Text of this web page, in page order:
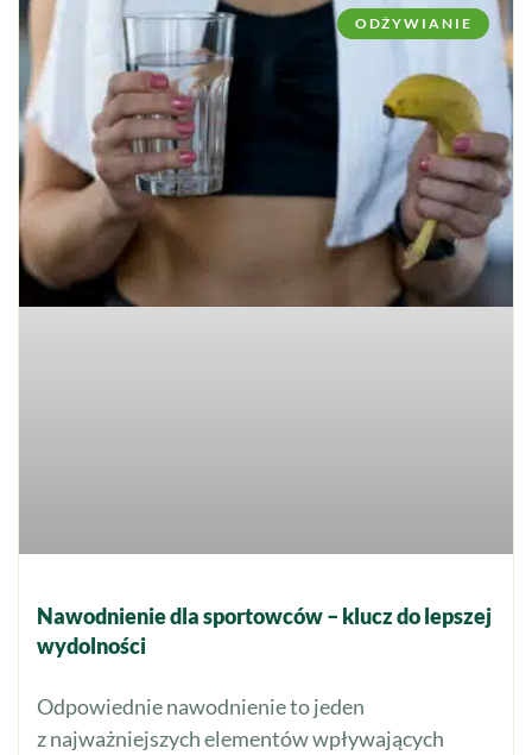
ODŻYWIANIE
Nawodnienie dla sportowców – klucz do lepszej
wydolności
Odpowiednie nawodnienie to jeden
z najważniejszych elementów wpływających